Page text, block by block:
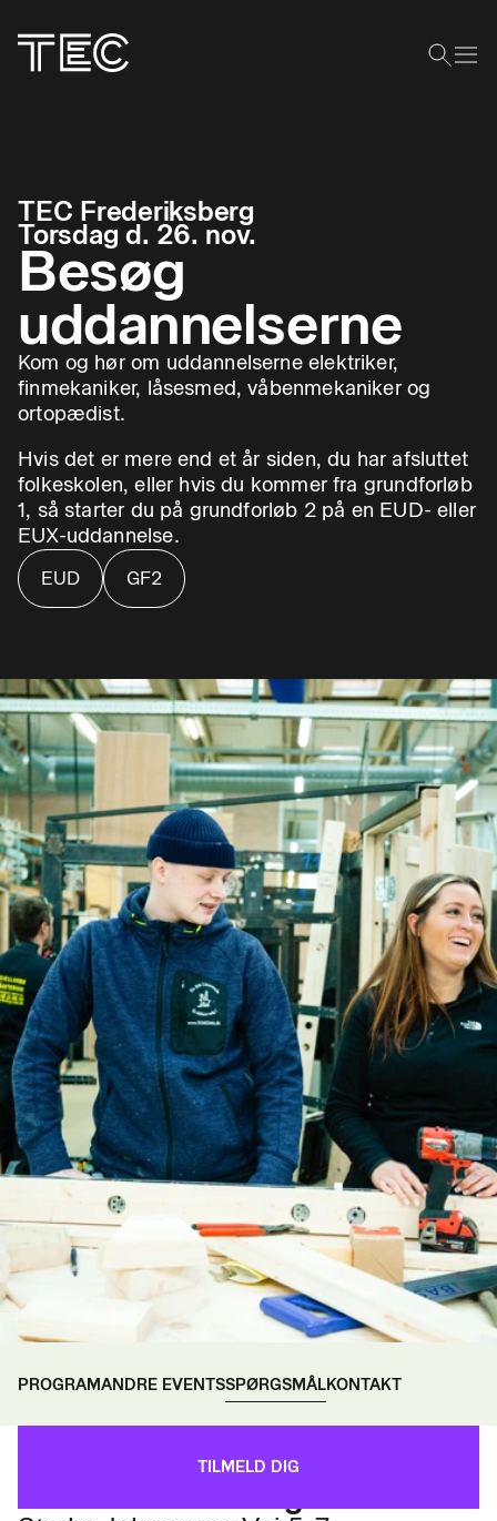
TEC Frederiksberg
Torsdag d. 26. nov.
Besøg
uddannelserne
Kom og hør om uddannelserne elektriker,
finmekaniker, låsesmed, våbenmekaniker og
ortopædist.
Hvis det er mere end et år siden, du har afsluttet
folkeskolen, eller hvis du kommer fra grundforløb
1, så starter du på grundforløb 2 på en EUD- eller
EUX-uddannelse.
EUD GF2
PROGRAMANDRE EVENTSSPØRGSMÅLKONTAKT
TILMELD DIG